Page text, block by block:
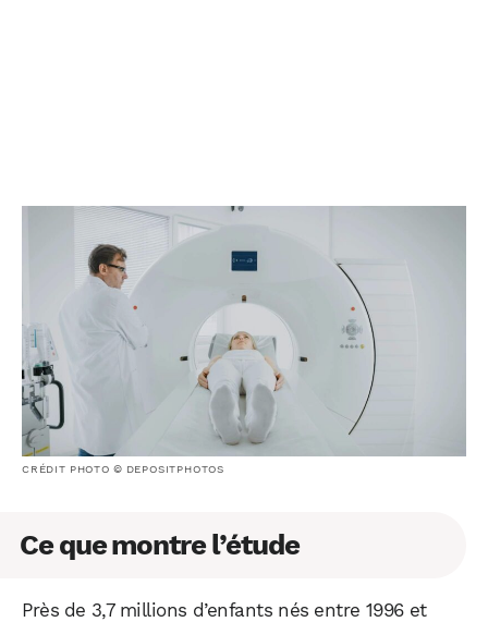
CRÉDIT PHOTO © DEPOSITPHOTOS
Ce que montre l’étude
Près de 3,7 millions d’enfants nés entre 1996 et